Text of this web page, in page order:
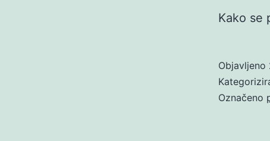
Kako se
Objavljeno
Označeno